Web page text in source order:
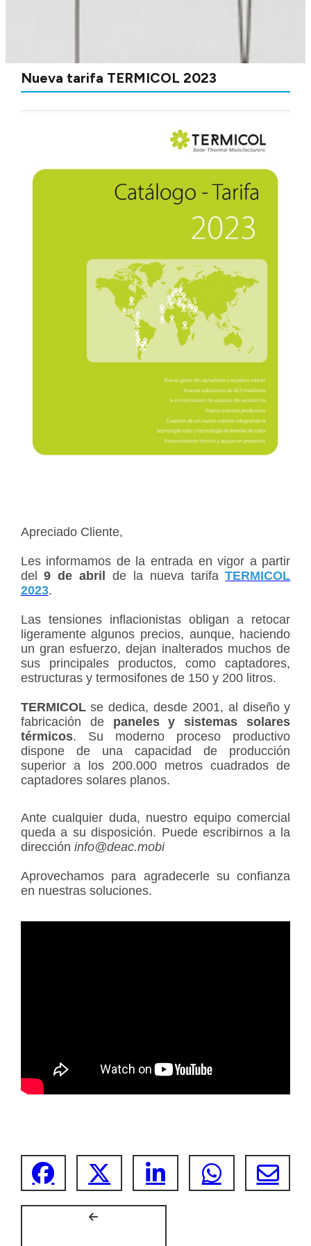
Nueva tarifa TERMICOL 2023
Apreciado Cliente,
Les informamos de la entrada en vigor a partir
del9 de abrilde la nueva tarifaTERMICOL
2023.
Las tensiones inflacionistas obligan a retocar
ligeramente algunos precios, aunque, haciendo
un gran esfuerzo, dejan inalterados muchos de
sus principales productos, como captadores,
estructuras y termosifones de 150 y 200 litros.
TERMICOLse dedica, desde 2001, al diseño y
fabricación de paneles y sistemas solares
térmicos. Su moderno proceso productivo
dispone de una capacidad de producción
superior a los 200.000 metros cuadrados de
captadores solares planos.
Ante cualquier duda, nuestro equipo comercial
queda a su disposición. Puede escribirnos a la
dirección info@deac.mobi
Aprovechamos para agradecerle su confianza
en nuestras soluciones.